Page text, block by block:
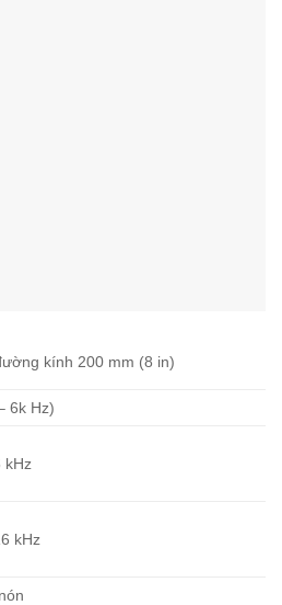
kính 200 mm (8 in)
6k Hz)
kHz
kHz